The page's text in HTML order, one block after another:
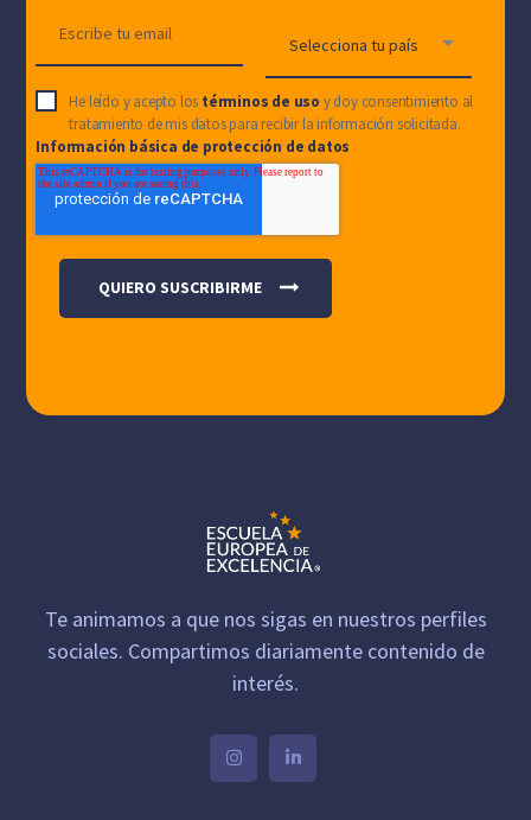
He leído y acepto los términos de uso y doy consentimiento al
tratamiento de mis datos para recibir la información solicitada.
Información básica de protección de datos
Te animamos a que nos sigas en nuestros perfiles
sociales. Compartimos diariamente contenido de
interés.